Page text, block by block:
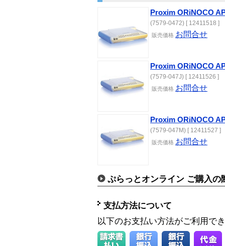
Proxim ORiNOCO
(7579-0472) [ 12411518 ]
販売価格 お問合せ
Proxim ORiNOCO
(7579-047J) [ 12411526 ]
販売価格 お問合せ
Proxim ORiNOCO
(7579-047M) [ 12411527 ]
販売価格 お問合せ
ぷらっとオンライン ご購入の
支払方法について
以下のお支払い方法がご利用で